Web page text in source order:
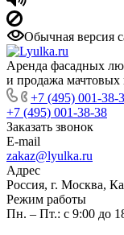
Обычная версия
Аренда фасадных
и продажа
+7 (495) 001-38-
+7 (495) 001-38-38
Заказать звонок
E-mail
zakaz@lyulka.ru
Адрес
Россия, г. Москва,
Режим работы
Пн. – Пт.: с 9:00 до